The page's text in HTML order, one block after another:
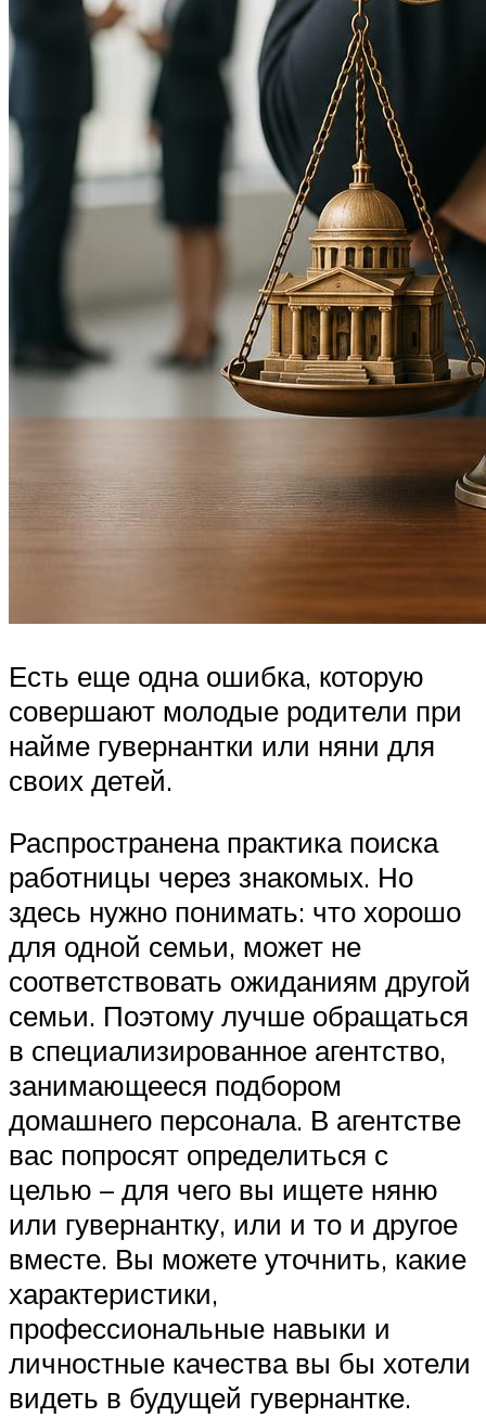
Есть еще одна ошибка, которую
совершают молодые родители при
найме гувернантки или няни для
своих детей.
Распространена практика поиска
работницы через знакомых. Но
здесь нужно понимать: что хорошо
для одной семьи, может не
соответствовать ожиданиям другой
семьи. Поэтому лучше обращаться
в специализированное агентство,
занимающееся подбором
домашнего персонала. В агентстве
вас попросят определиться с
целью – для чего вы ищете няню
или гувернантку, или и то и другое
вместе. Вы можете уточнить, какие
характеристики,
профессиональные навыки и
личностные качества вы бы хотели
видеть в будущей гувернантке.